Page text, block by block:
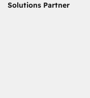
Solutions Partner